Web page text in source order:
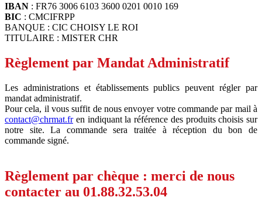
IBAN : FR76 3006 6103 3600 0201 0010 169
BIC : CMCIFRPP
BANQUE : CIC CHOISY LE ROI
TITULAIRE : MISTER CHR
Règlement par Mandat Administratif
Les administrations et établissements publics peuvent régler par
mandat administratif.
Pour cela, il vous suffit de nous envoyer votre commande par mail à
contact@chrmat.fren indiquant la référence des produits choisis sur
notre site. La commande sera traitée à réception du bon de
commande signé.
Règlement par chèque : merci de nous
contacter au 01.88.32.53.04